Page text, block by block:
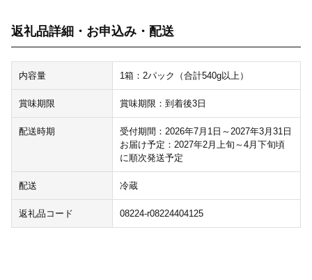
返礼品詳細・お申込み・配送
内容量 1箱：2パック（合計540g以上）
賞味期限 賞味期限：到着後3日
配送時期
受付期間：2026年7月1日～2027年3月31日
お届け予定：2027年2月上旬～4月下旬頃
に順次発送予定
配送 冷蔵
返礼品コード 08224-r08224404125